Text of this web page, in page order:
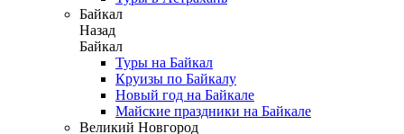
Байкал
Назад
Байкал
Туры на Байкал
Круизы по Байкалу
Новый год на Байкале
Майские праздники на Байкале
Великий Новгород